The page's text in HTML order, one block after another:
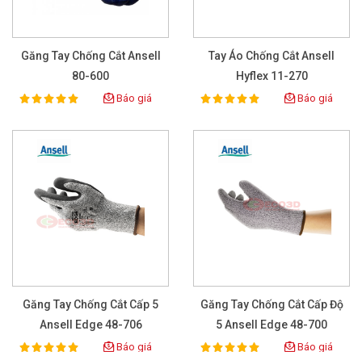
Găng Tay Chống Cắt Ansell
80-600
Rating:
100% Báo giá
Tay Áo Chống Cắt Ansell
Hyflex 11-270
Rating:
100% Báo giá
Găng Tay Chống Cắt Cấp 5
Ansell Edge 48-706
Rating:
100% Báo giá
Găng Tay Chống Cắt Cấp Độ
5 Ansell Edge 48-700
Rating:
100% Báo giá